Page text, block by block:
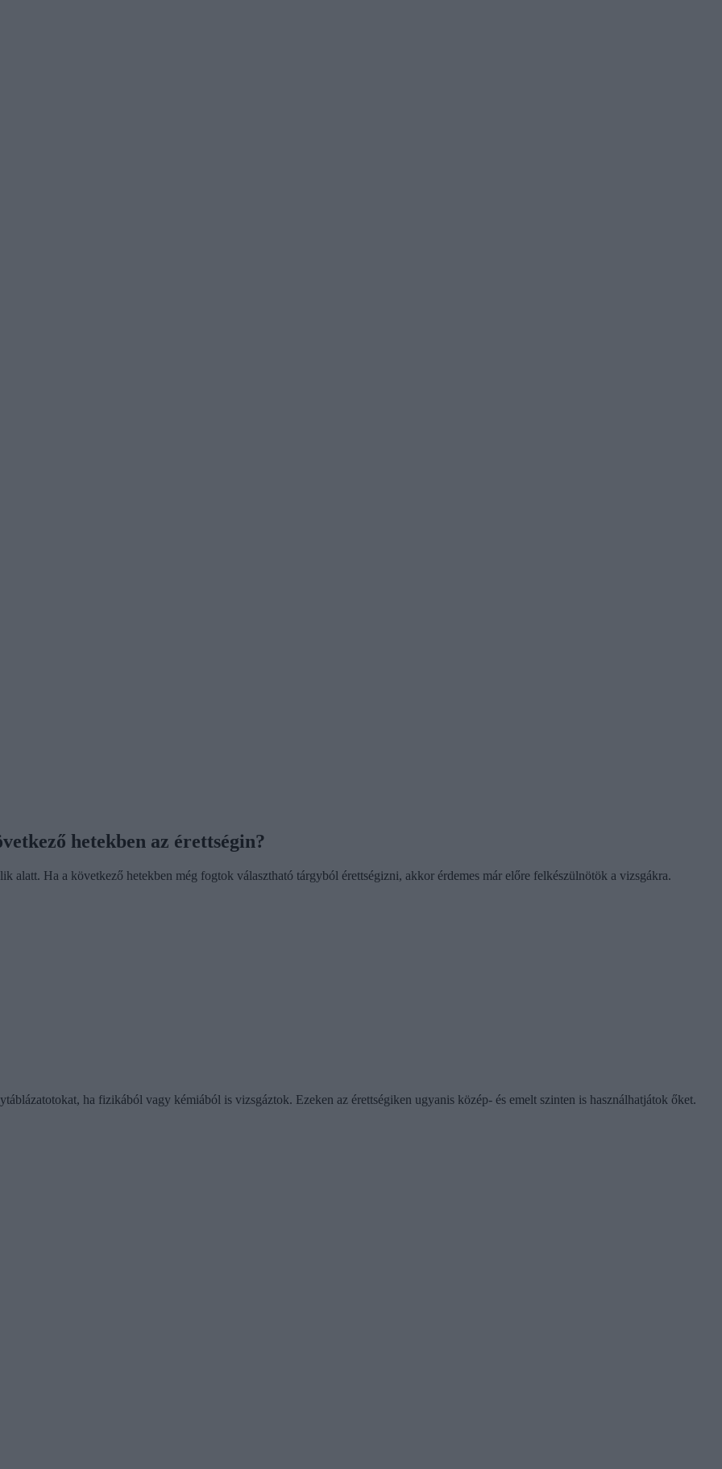
hetekben az érettségin?
alatt. Ha a következő hetekben még fogtok választható tárgyból érettségizni, akkor érdemes már előre felkészülnötök a vizsgákra.
ha fizikából vagy kémiából is vizsgáztok. Ezeken az érettségiken ugyanis közép- és emelt szinten is használhatjátok őket.